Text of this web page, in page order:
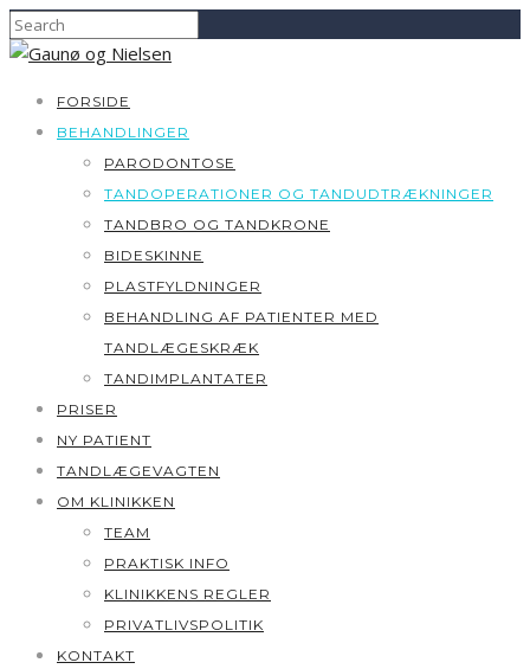
FORSIDE
BEHANDLINGER
PARODONTOSE
TANDOPERATIONER OG TANDUDTRÆKNINGER
TANDBRO OG TANDKRONE
BIDESKINNE
PLASTFYLDNINGER
BEHANDLING AF PATIENTER MED
TANDLÆGESKRÆK
TANDIMPLANTATER
PRISER
NY PATIENT
TANDLÆGEVAGTEN
OM KLINIKKEN
TEAM
PRAKTISK INFO
KLINIKKENS REGLER
PRIVATLIVSPOLITIK
KONTAKT